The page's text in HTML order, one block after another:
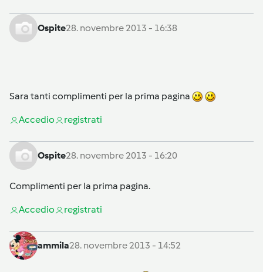
Ospite28. novembre 2013 - 16:38
Sara tanti complimenti per la prima pagina
Accedio registrati
Ospite28. novembre 2013 - 16:20
Complimenti per la prima pagina.
Accedio registrati
ammila28. novembre 2013 - 14:52